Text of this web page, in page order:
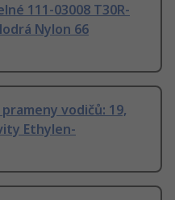
111-03008 T30R-
Nylon 66
vodičů: 19,
Ethylen-